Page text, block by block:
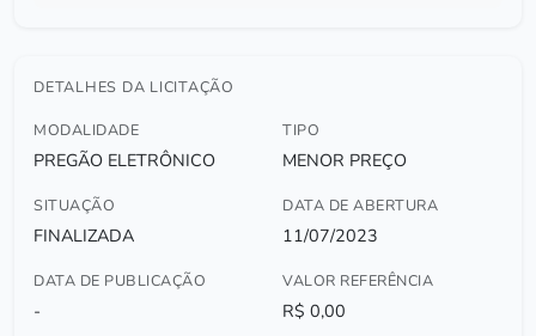
DETALHES DA LICITAÇÃO
MODALIDADE
PREGÃO ELETRÔNICO
TIPO
MENOR PREÇO
SITUAÇÃO
FINALIZADA
DATA DE ABERTURA
11/07/2023
DATA DE PUBLICAÇÃO
-
VALOR REFERÊNCIA
R$ 0,00